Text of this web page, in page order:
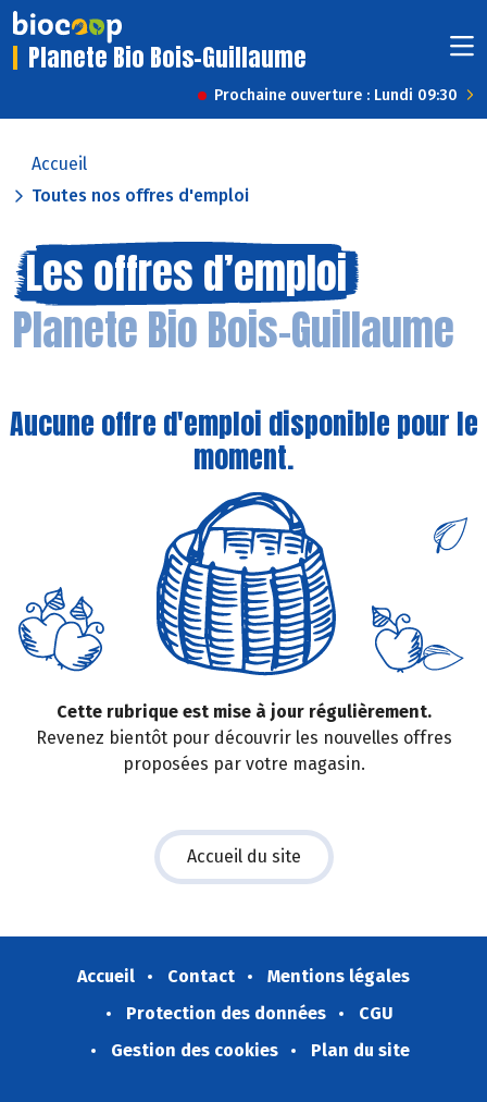
Planete Bio Bois-Guillaume
Prochaine ouverture : Lundi 09:30
Accueil
Toutes nos offres d'emploi
Les offres d’emploi
Planete Bio Bois-Guillaume
Aucune offre d'emploi disponible pour le
moment.
Cette rubrique est mise à jour régulièrement.
Revenez bientôt pour découvrir les nouvelles offres
proposées par votre magasin.
Accueil du site
Accueil Contact
Mentions légales
Protection des données
CGU
Gestion des cookies
Plan du site